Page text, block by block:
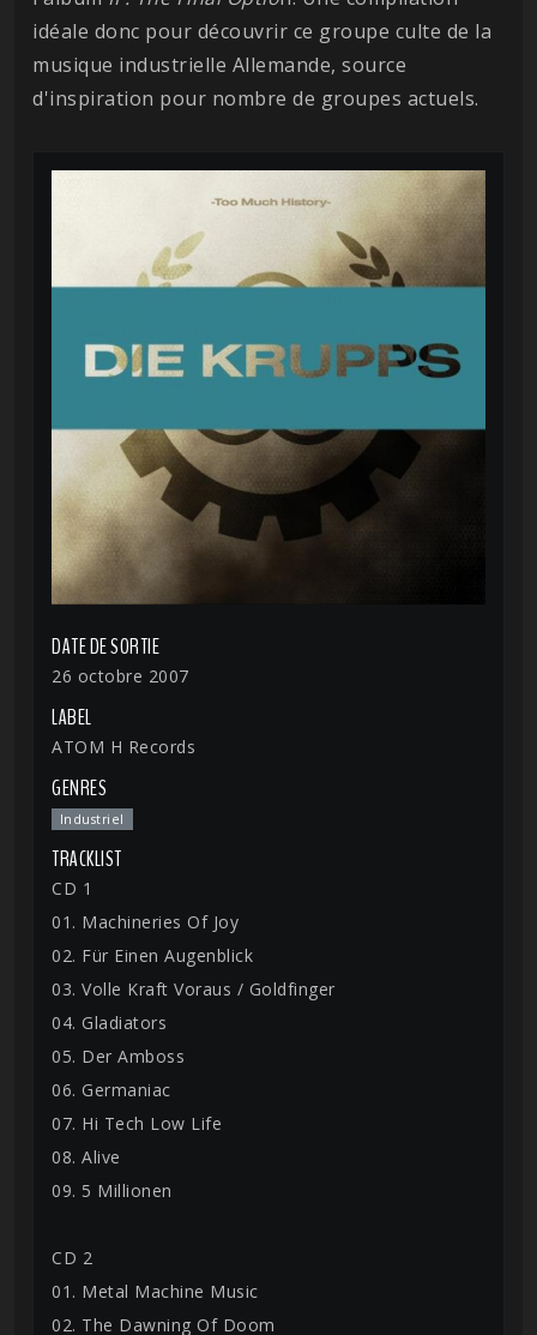
idéale donc pour découvrir ce groupe culte de la
musique industrielle Allemande, source
d'inspiration pour nombre de groupes actuels.
DATE DE SORTIE
26 octobre 2007
LABEL
ATOM H Records
GENRES
Industriel
TRACKLIST
CD 1
01. Machineries Of Joy
02. Für Einen Augenblick
03. Volle Kraft Voraus / Goldfinger
04. Gladiators
05. Der Amboss
06. Germaniac
07. Hi Tech Low Life
08. Alive
09. 5 Millionen
CD 2
01. Metal Machine Music
02. The Dawning Of Doom